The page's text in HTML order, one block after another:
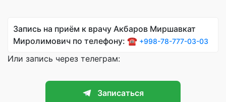
Запись на приём к врачу Акбаров Миршавкат
Миролимович по телефону: ☎️ +998-78-777-03-03
Или запись через телеграм:
Записаться